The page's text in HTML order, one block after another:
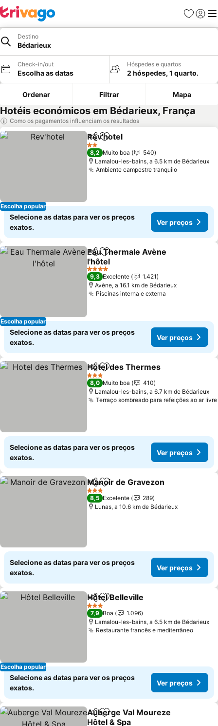
Favoritos
Iniciar
Destino
Bédarieux
Check-in/out
Escolha as datas
Hóspedes e quartos
2 hóspedes, 1 quarto.
Ordenar Filtrar Mapa
Hotéis económicos em Bédarieux, França
Como os pagamentos influenciam os resultados
Escolha popular
PartilharAdicionar aos favoritos
Rev'hotel
2 Estrelas
8,2 Muito boa
540
Lamalou-les-bains, a 6.5 km de Bédarieux
Ambiente campestre tranquilo
Selecione as datas para ver os preços
exatos.
Ver preços
Escolha popular
PartilharAdicionar aos favoritos
Eau Thermale Avène
l'hôtel
4 Estrelas
9,3 Excelente
1.421
Avène, a 16.1 km de Bédarieux
Piscinas interna e externa
Selecione as datas para ver os preços
exatos.
Ver preços
PartilharAdicionar aos favoritos
Hotel des Thermes
3 Estrelas
8,0 Muito boa
410
Lamalou-les-bains, a 6.7 km de Bédarieux
Terraço sombreado para refeições ao ar livre
Selecione as datas para ver os preços
exatos.
Ver preços
PartilharAdicionar aos favoritos
Manoir de Gravezon
3 Estrelas
8,5 Excelente
289
Lunas, a 10.6 km de Bédarieux
Selecione as datas para ver os preços
exatos.
Ver preços
Escolha popular
PartilharAdicionar aos favoritos
Hôtel Belleville
3 Estrelas
7,9 Boa
1.096
Lamalou-les-bains, a 6.5 km de Bédarieux
Restaurante francês e mediterrâneo
Selecione as datas para ver os preços
exatos.
Ver preços
PartilharAdicionar aos favoritos
Auberge Val Moureze
Hôtel & Spa